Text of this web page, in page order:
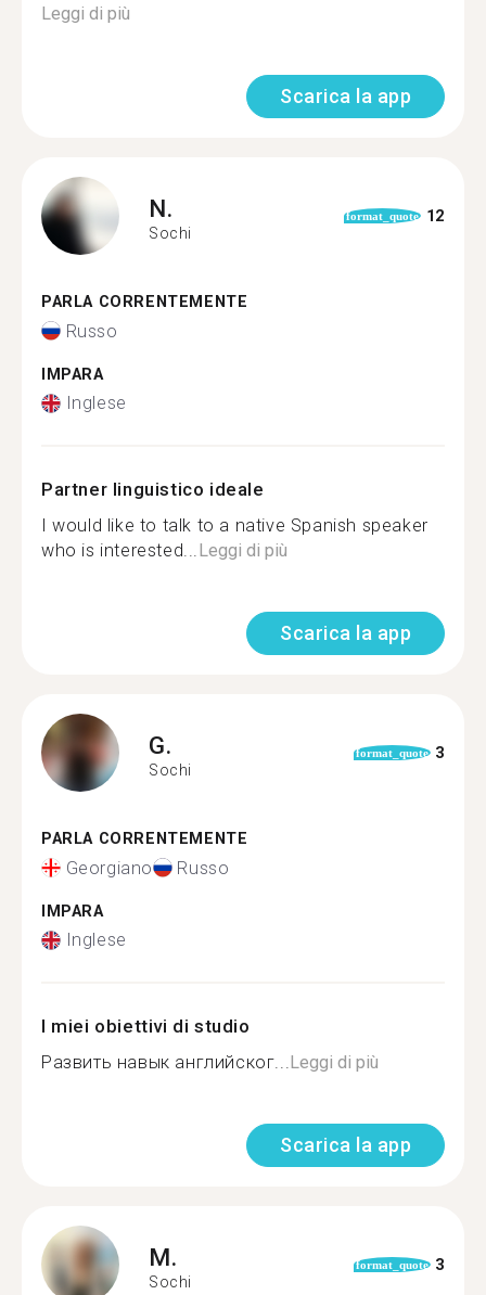
Leggi di più
Scarica la app
N.
Sochi
format_quote 12
PARLA CORRENTEMENTE
Russo
IMPARA
Inglese
Partner linguistico ideale
I would like to talk to a native Spanish speaker
who is interested...Leggi di più
Scarica la app
G.
Sochi
format_quote 3
PARLA CORRENTEMENTE
Georgiano Russo
IMPARA
Inglese
I miei obiettivi di studio
Развить навык английског...Leggi di più
Scarica la app
M.
Sochi
format_quote 3